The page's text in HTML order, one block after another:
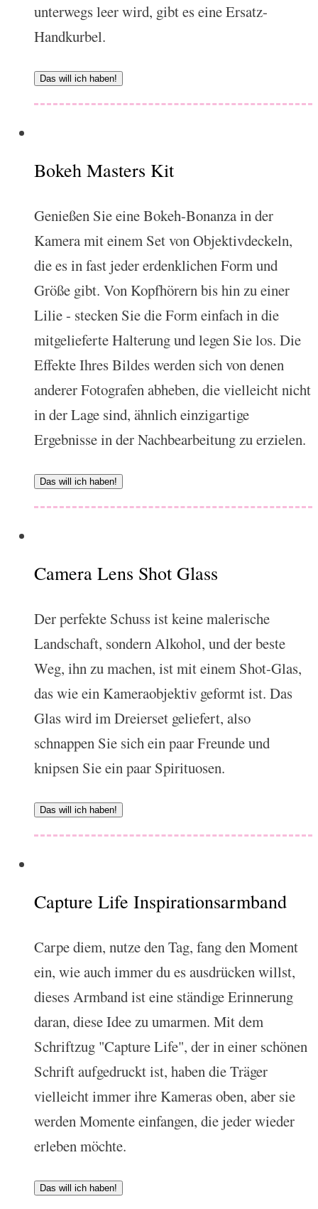
unterwegs leer wird, gibt es eine Ersatz-
Handkurbel.
Das will ich haben!
Bokeh Masters Kit
Genießen Sie eine Bokeh-Bonanza in der
Kamera mit einem Set von Objektivdeckeln,
die es in fast jeder erdenklichen Form und
Größe gibt. Von Kopfhörern bis hin zu einer
Lilie - stecken Sie die Form einfach in die
mitgelieferte Halterung und legen Sie los. Die
Effekte Ihres Bildes werden sich von denen
anderer Fotografen abheben, die vielleicht nicht
in der Lage sind, ähnlich einzigartige
Ergebnisse in der Nachbearbeitung zu erzielen.
Das will ich haben!
Camera Lens Shot Glass
Der perfekte Schuss ist keine malerische
Landschaft, sondern Alkohol, und der beste
Weg, ihn zu machen, ist mit einem Shot-Glas,
das wie ein Kameraobjektiv geformt ist. Das
Glas wird im Dreierset geliefert, also
schnappen Sie sich ein paar Freunde und
knipsen Sie ein paar Spirituosen.
Das will ich haben!
Capture Life Inspirationsarmband
Carpe diem, nutze den Tag, fang den Moment
ein, wie auch immer du es ausdrücken willst,
dieses Armband ist eine ständige Erinnerung
daran, diese Idee zu umarmen. Mit dem
Schriftzug "Capture Life", der in einer schönen
Schrift aufgedruckt ist, haben die Träger
vielleicht immer ihre Kameras oben, aber sie
werden Momente einfangen, die jeder wieder
erleben möchte.
Das will ich haben!